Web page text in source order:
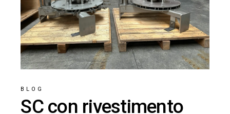
BLOG
SC con rivestimento